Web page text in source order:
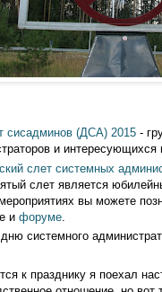
сисадминов (ДСА) 2015 -
и интересующихся
слет системных
слет является
вы можете
и форуме
системного
к празднику я поехал